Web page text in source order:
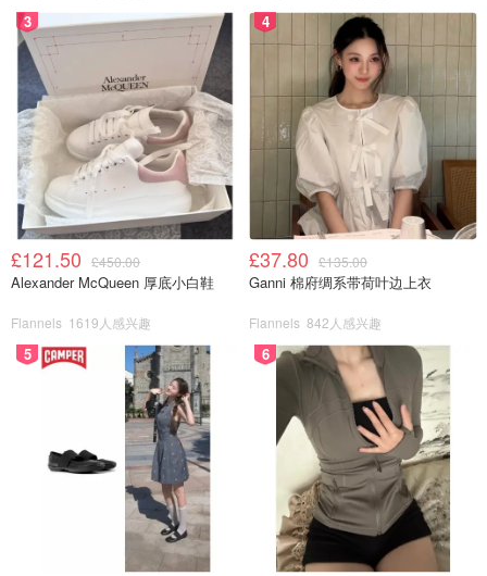
Sun Choe 非常注重通过科学数据调整材料和设计，以满足
女性对缓冲和支撑平衡的需求。之前一项针对胸罩和不适感
的内部项目让她发现，女性身体受到的负面影响大多发生在
脚后跟着地时。
为了获得合适的尺码，Lululemon 与 Volumental（一家在
门店提供 3D 足部扫描仪的科技公司）合作，分析他们的数
据，其中包括北美和亚洲所有性别的足部测量平均值。目标
是准确表示不同的女性脚型（扫描发现女性脚型通常前脚掌
较宽，后跟较窄），从而挑选出适合女性的鞋子。
3
£121.50 £450.00
Alexander McQueen 厚底小白鞋
Flannels 1619人感兴趣
4
£37.80 £135.00
Ganni 棉府绸系带荷叶边上衣
Flannels 842人感兴趣
5 6